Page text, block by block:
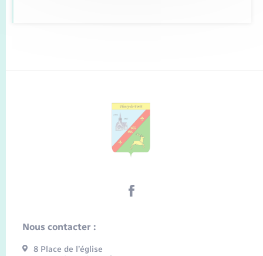
Nous contacter :
8 Place de l’église